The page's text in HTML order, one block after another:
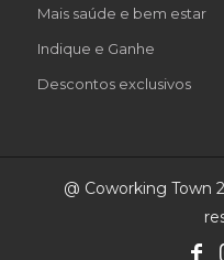
Mais saúde e bem estar
Indique e Ganhe
Descontos exclusivos
@ Coworking Town